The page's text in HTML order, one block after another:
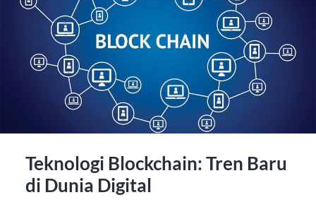
Teknologi Blockchain: Tren Baru
di Dunia Digital